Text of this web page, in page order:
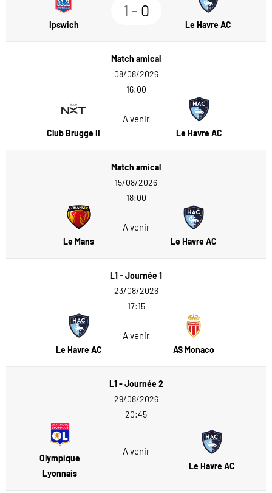
Ipswich
1 - 0
Le Havre AC
Match amical
08/08/2026
16:00
Club Brugge II
A venir
Le Havre AC
Match amical
15/08/2026
18:00
Le Mans
A venir
Le Havre AC
L1 - Journée 1
23/08/2026
17:15
Le Havre AC
A venir
AS Monaco
L1 - Journée 2
29/08/2026
20:45
Olympique
Lyonnais
A venir
Le Havre AC